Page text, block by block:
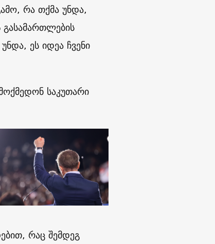
რა თქმა უნდა,
გასამართლების
ეს იდეა ჩვენი
საკუთარი
რაც შემდეგ